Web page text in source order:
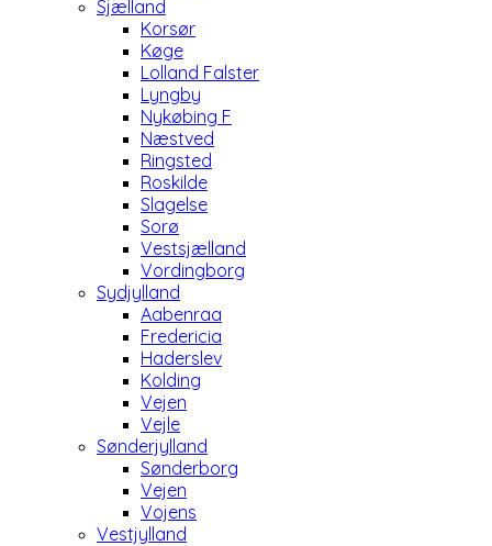
Sjælland
Korsør
Køge
Lolland Falster
Lyngby
Nykøbing F
Næstved
Ringsted
Roskilde
Slagelse
Sorø
Vestsjælland
Vordingborg
Sydjylland
Aabenraa
Fredericia
Haderslev
Kolding
Vejen
Vejle
Sønderjylland
Sønderborg
Vejen
Vojens
Vestjylland